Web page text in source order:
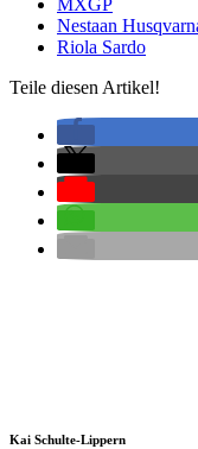
MXGP
Nestaan
Riola Sardo
Teile diesen Artikel!
Kai Schulte-Lippern